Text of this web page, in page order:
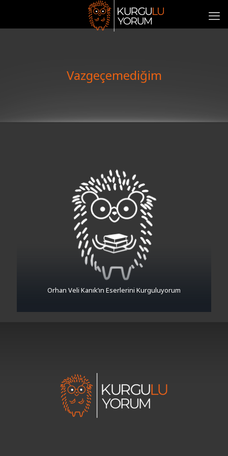
Vazgeçemediğim
Orhan Veli Kanık’ın Eserlerini Kurguluyorum